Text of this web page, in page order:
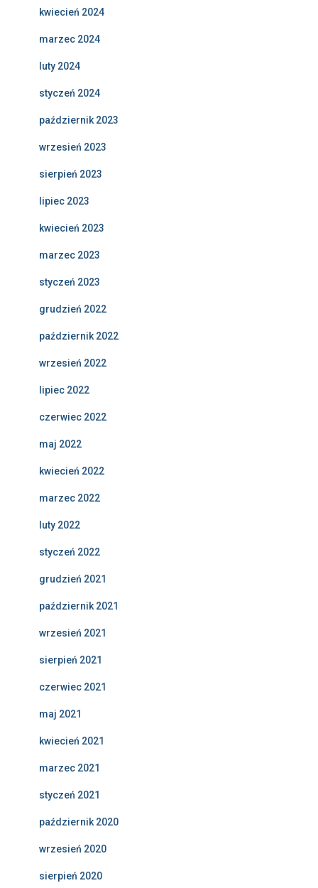
kwiecień 2024
marzec 2024
luty 2024
styczeń 2024
październik 2023
wrzesień 2023
sierpień 2023
lipiec 2023
kwiecień 2023
marzec 2023
styczeń 2023
grudzień 2022
październik 2022
wrzesień 2022
lipiec 2022
czerwiec 2022
maj 2022
kwiecień 2022
marzec 2022
luty 2022
styczeń 2022
grudzień 2021
październik 2021
wrzesień 2021
sierpień 2021
czerwiec 2021
maj 2021
kwiecień 2021
marzec 2021
styczeń 2021
październik 2020
wrzesień 2020
sierpień 2020